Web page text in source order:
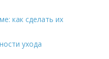
как сделать их
ухода